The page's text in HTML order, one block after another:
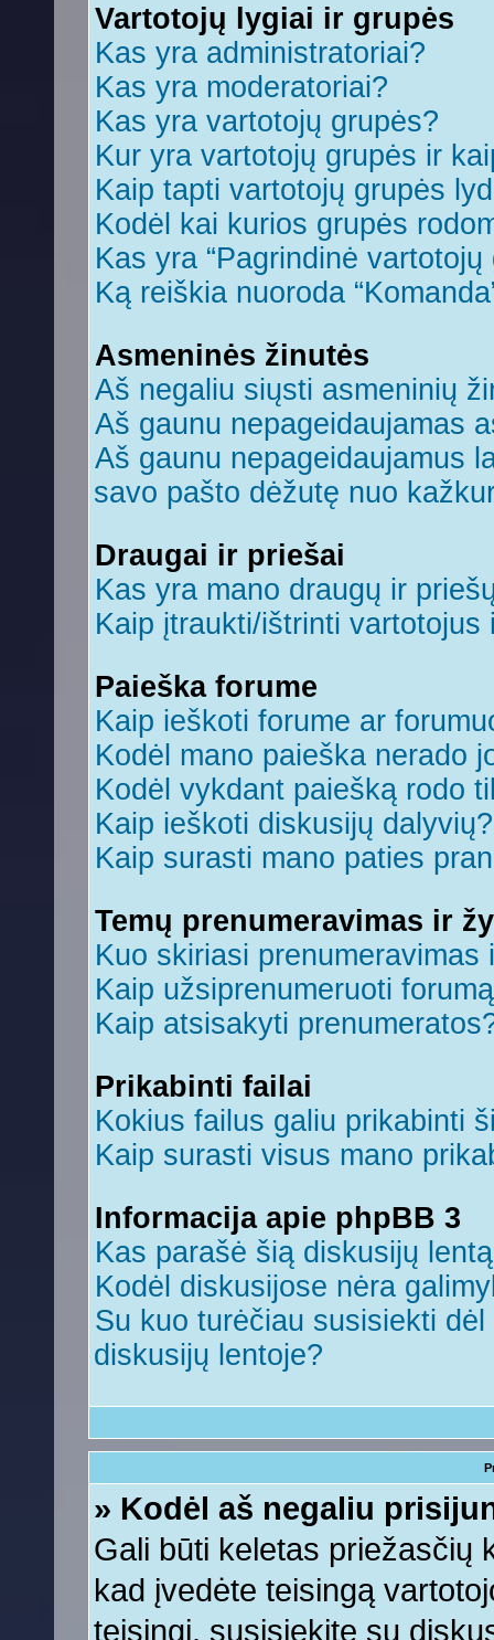
Vartotojų lygiai ir grupės
Kas yra administratoriai?
Kas yra moderatoriai?
Kas yra vartotojų grupės?
Kur yra vartotojų grupės ir
Kaip tapti vartotojų grupės
Kodėl kai kurios grupės
Kas yra “Pagrindinė vartotojų
Ką reiškia nuoroda
Asmeninės žinutės
Aš negaliu siųsti asmeninių
Aš gaunu nepageidaujamas
Aš gaunu nepageidaujamus
savo pašto dėžutę nuo
Draugai ir priešai
Kas yra mano draugų ir
Kaip įtraukti/ištrinti
Paieška forume
Kaip ieškoti forume ar
Kodėl mano paieška nerado
Kodėl vykdant paiešką rodo
Kaip ieškoti diskusijų dalyvių?
Kaip surasti mano paties
Temų prenumeravimas ir
Kuo skiriasi prenumeravimas
Kaip užsiprenumeruoti
Kaip atsisakyti
Prikabinti failai
Kokius failus galiu prikabinti
Kaip surasti visus mano
Informacija apie phpBB 3
Kas parašė šią diskusijų
Kodėl diskusijose nėra
Su kuo turėčiau susisiekti
diskusijų lentoje?
» Kodėl aš negaliu
Gali būti keletas priežasčių
kad įvedėte teisingą
teisingi, susisiekite su